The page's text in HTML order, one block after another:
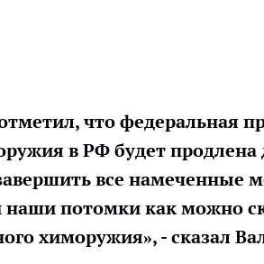
что федеральная
в РФ будет
все намеченные
потомки как можно
химоружия», - сказал